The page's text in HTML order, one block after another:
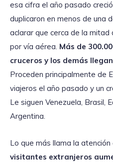
esa cifra el año pasado
duplicaron en menos de una
aclarar que cerca de la
por vía aérea. Más de
cruceros y los demás
Proceden principalmente de
viajeros el año pasado y un
Le siguen Venezuela, Brasil,
Argentina.
Lo que más llama la atención
visitantes extranjeros